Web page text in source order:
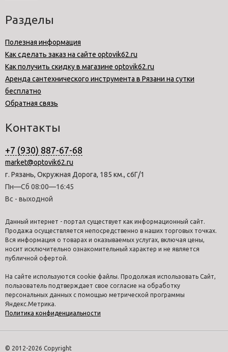
Разделы
Полезная информация
Как сделать заказ на сайте optovik62.ru
Как получить скидку в магазине optovik62.ru
Аренда сантехнического инструмента в Рязани на сутки
бесплатно
Обратная связь
Контакты
+7 (930) 887-67-68
market@optovik62.ru
г. Рязань, Окружная Дорога, 185 км., с6Г/1
Пн—Сб 08:00—16:45
Вс - выходной
Данный интернет - портал существует как информационный сайт.
Продажа осуществляется непосредственно в наших торговых точках.
Вся информация о товарах и оказываемых услугах, включая цены,
носит исключительно ознакомительный характер и не является
публичной офертой.
На сайте используются cookie файлы. Продолжая использовать Сайт,
пользователь подтверждает свое согласие на обработку
персональных данных с помощью метрической программы
Яндекс.Метрика.
Политика конфиденциальности
© 2012-2026 Copyright